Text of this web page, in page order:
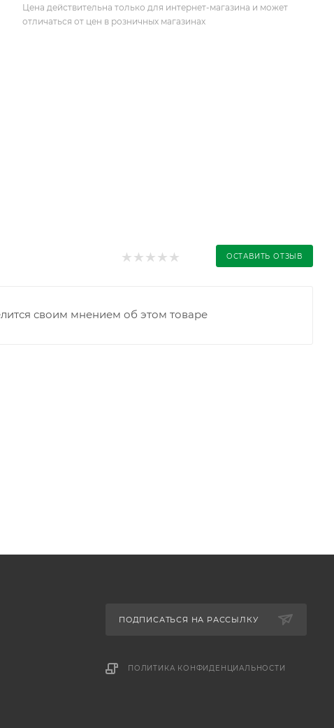
Цена действительна только для интернет-магазина и может
отличаться от цен в розничных магазинах
ОСТАВИТЬ ОТЗЫВ
своим мнением об этом товаре
ПОДПИСАТЬСЯ НА РАССЫЛКУ
ПОЛИТИКА КОНФИДЕНЦИАЛЬНОСТИ